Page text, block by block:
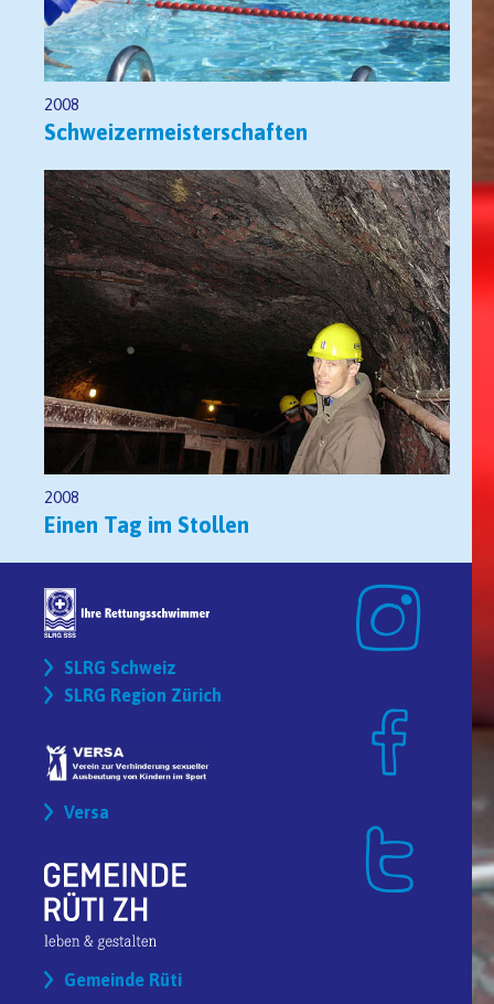
2008
Schweizermeisterschaften
2008
Einen Tag im Stollen
SLRG Schweiz
SLRG Region Zürich
Versa
Gemeinde Rüti